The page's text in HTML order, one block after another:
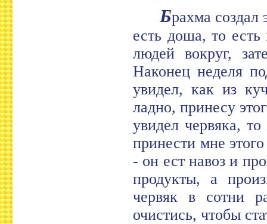
Брахма создал
есть доша, то есть
людей вокруг,
Наконец неделя
увидел, как из
ладно, принесу
увидел червяка,
принести мне
- он ест навоз и
продукты, а
червяк в сотни
очистись, чтобы